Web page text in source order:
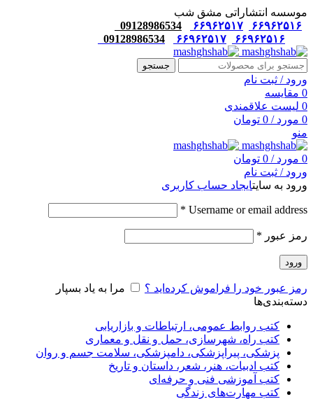
موسسه انتشاراتی مشق شب
۶۶۹۶۲۵۱۶
۶۶۹۶۲۵۱۷
09128986534
۶۶۹۶۲۵۱۶
۶۶۹۶۲۵۱۷ 09128986534
جستجو
ورود / ثبت نام
0 مقایسه
0 لیست علاقمندی
0 مورد /
0 تومان
منو
0 مورد /
0 تومان
ورود / ثبت نام
ورود به سایتایجاد حساب کاربری
Username or email address
*
رمز عبور *
ورود
رمز عبور خود را فراموش کرده‌اید ؟
مرا به یاد بسپار
دسته‌بندی‌ها
کتب روابط عمومی، ارتباطات و بازاریابی
کتب راه، شهرسازی، حمل و نقل و معماری
پزشکی، پیراپزشکی، دامپزشکی، سلامت جسم و روان
کتب ادبیات، هنر، شعر، داستان و تاریخ
کتب آموزشی فنی و حرفه‌ای
کتب مهارت‌های زندگی